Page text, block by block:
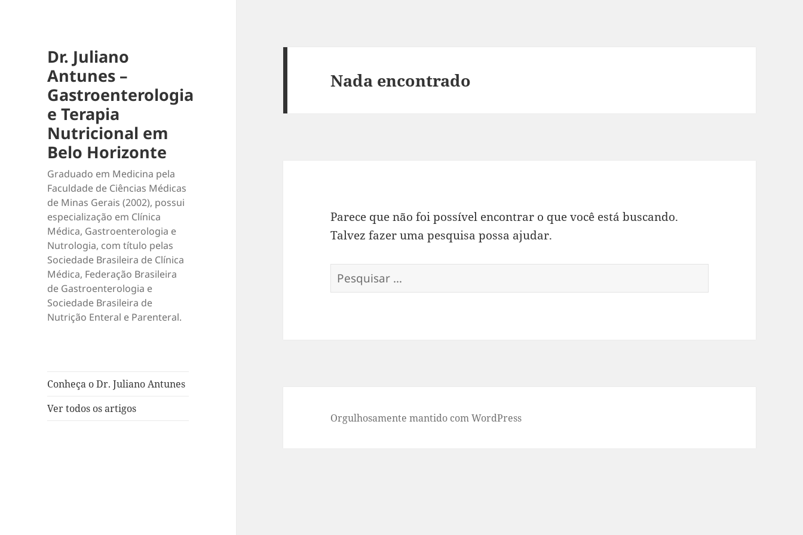
Dr. Juliano
Antunes –
Gastroenterologia
e Terapia
Nutricional em
Belo Horizonte
Graduado em Medicina pela
Faculdade de Ciências Médicas
de Minas Gerais (2002), possui
especialização em Clínica
Médica, Gastroenterologia e
Nutrologia, com título pelas
Sociedade Brasileira de Clínica
Médica, Federação Brasileira
de Gastroenterologia e
Sociedade Brasileira de
Nutrição Enteral e Parenteral.
Conheça o Dr. Juliano Antunes
Ver todos os artigos
Nada encontrado
Parece que não foi possível encontrar o que você está buscando.
Talvez fazer uma pesquisa possa ajudar.
Pesquisar
por:
Orgulhosamente mantido com WordPress